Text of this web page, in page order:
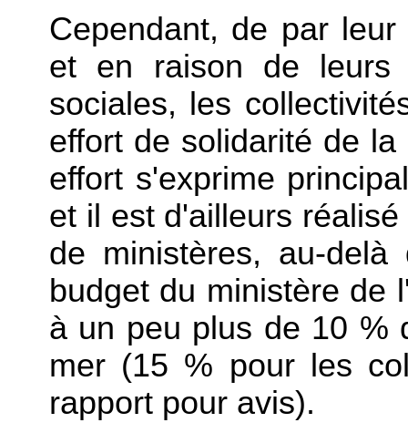
Cependant, de par
et en raison de leurs
sociales, les
effort de solidarité de
effort s'exprime
et il est d'ailleurs
de ministères, au-
budget du ministère de
à un peu plus de 10 %
mer (15 % pour les
rapport pour avis).